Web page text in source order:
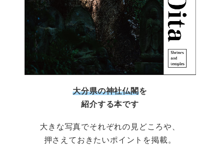
大分県の神社仏閣を
紹介する本です
大きな写真でそれぞれの見どころや、
押さえておきたいポイントを掲載。